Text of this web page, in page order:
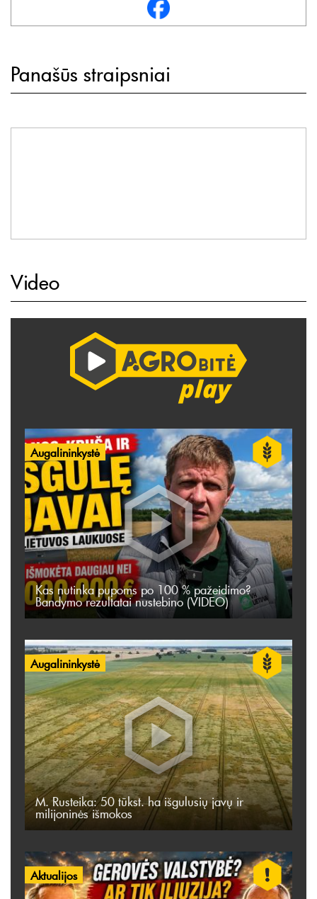
Panašūs straipsniai
Video
Augalininkystė
Kas nutinka pupoms po 100 % pažeidimo?
Bandymo rezultatai nustebino (VIDEO)
Augalininkystė
M. Rusteika: 50 tūkst. ha išgulusių javų ir
milijoninės išmokos
Aktualijos